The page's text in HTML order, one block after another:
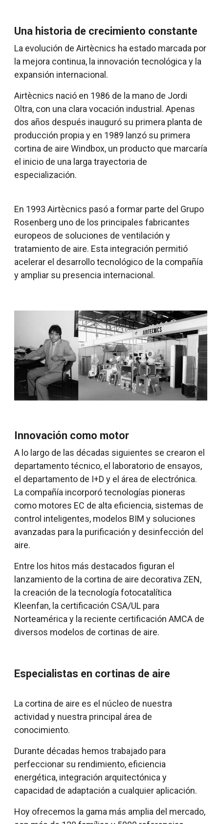
Una historia de crecimiento constante
La evolución de Airtècnics ha estado marcada por
la mejora continua, la innovación tecnológica y la
expansión internacional.
Airtècnics nació en 1986 de la mano de Jordi
Oltra, con una clara vocación industrial. Apenas
dos años después inauguró su primera planta de
producción propia y en 1989 lanzó su primera
cortina de aire Windbox, un producto que marcaría
el inicio de una larga trayectoria de
especialización.
En 1993 Airtècnics pasó a formar parte del Grupo
Rosenberg uno de los principales fabricantes
europeos de soluciones de ventilación y
tratamiento de aire. Esta integración permitió
acelerar el desarrollo tecnológico de la compañía
y ampliar su presencia internacional.
Innovación como motor
A lo largo de las décadas siguientes se crearon el
departamento técnico, el laboratorio de ensayos,
el departamento de I+D y el área de electrónica.
La compañía incorporó tecnologías pioneras
como motores EC de alta eficiencia, sistemas de
control inteligentes, modelos BIM y soluciones
avanzadas para la purificación y desinfección del
aire.
Entre los hitos más destacados figuran el
lanzamiento de la cortina de aire decorativa ZEN,
la creación de la tecnología fotocatalítica
Kleenfan, la certificación CSA/UL para
Norteamérica y la reciente certificación AMCA de
diversos modelos de cortinas de aire.
Especialistas en cortinas de aire
La cortina de aire es el núcleo de nuestra
actividad y nuestra principal área de
conocimiento.
Durante décadas hemos trabajado para
perfeccionar su rendimiento, eficiencia
energética, integración arquitectónica y
capacidad de adaptación a cualquier aplicación.
Hoy ofrecemos la gama más amplia del mercado,